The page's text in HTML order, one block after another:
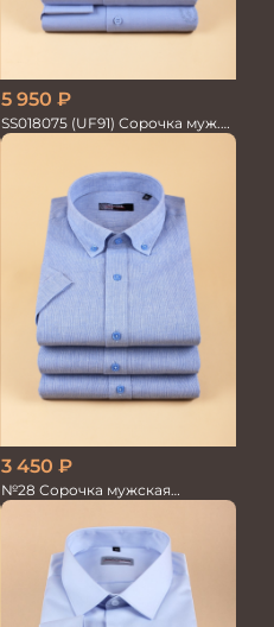
5 950 ₽
SS018075 (UF91) Сорочка муж.
дл.рук. GROSTYLE PRIME
3 450 ₽
№28 Сорочка мужская
кор.рукав